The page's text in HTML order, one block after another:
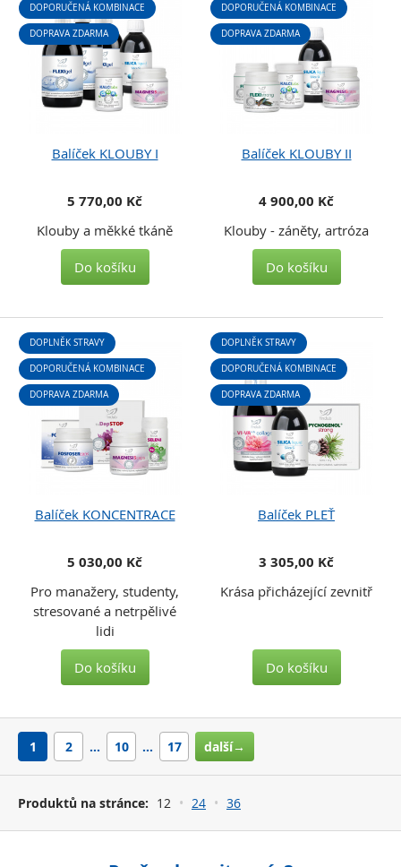
Balíček KLOUBY I
DOPORUČENÁ KOMBINACE
DOPRAVA ZDARMA
5 770,00 Kč
Klouby a měkké tkáně
Do košíku
Balíček KLOUBY II
DOPORUČENÁ KOMBINACE
DOPRAVA ZDARMA
4 900,00 Kč
Klouby - záněty, artróza
Do košíku
Balíček KONCENTRACE
DOPLNĚK STRAVY
DOPORUČENÁ KOMBINACE
DOPRAVA ZDARMA
5 030,00 Kč
Pro manažery, studenty,
stresované a netrpělivé
lidi
Do košíku
Balíček PLEŤ
DOPLNĚK STRAVY
DOPORUČENÁ KOMBINACE
DOPRAVA ZDARMA
3 305,00 Kč
Krása přicházející zevnitř
Do košíku
1 2 … 10 … 17 další→
Produktů na stránce: 12 24 36